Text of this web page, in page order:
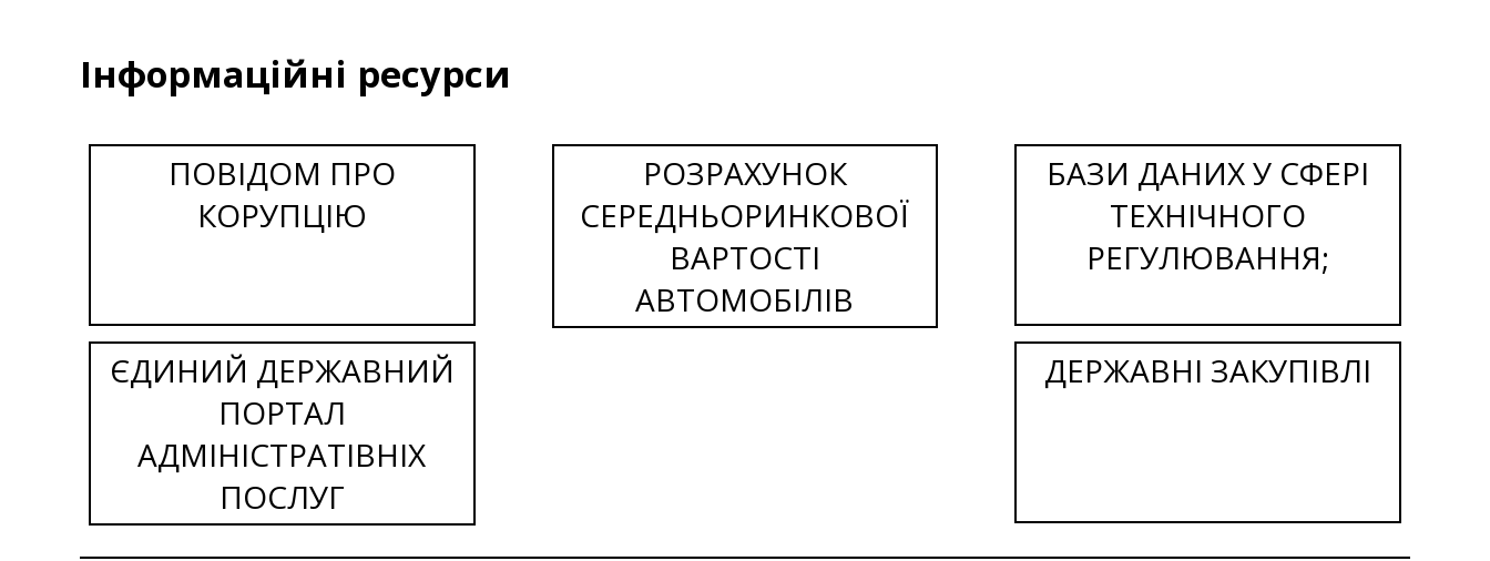
Інформаційні ресурси
ПОВІДОМ ПРО
КОРУПЦІЮ
РОЗРАХУНОК
СЕРЕДНЬОРИНКОВОЇ
ВАРТОСТІ
АВТОМОБІЛІВ
БАЗИ ДАНИХ У СФЕРІ
ТЕХНІЧНОГО
РЕГУЛЮВАННЯ;
ЄДИНИЙ ДЕРЖАВНИЙ
ПОРТАЛ
АДМІНІСТРАТІВНІХ
ПОСЛУГ
ДЕРЖАВНІ ЗАКУПІВЛІ